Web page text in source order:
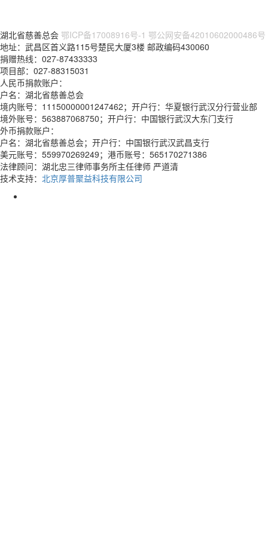
湖北省慈善总会 鄂ICP备17008916号-1 鄂公网安备42010602000486号
地址：武昌区首义路115号楚民大厦3楼 邮政编码430060
捐赠热线：027-87433333
项目部：027-88315031
人民币捐款账户：
户名：湖北省慈善总会
境内账号：11150000001247462；开户行：华夏银行武汉分行营业部
境外账号：563887068750；开户行：中国银行武汉大东门支行
外币捐款账户：
户名：湖北省慈善总会；开户行：中国银行武汉武昌支行
美元账号：559970269249；港币账号：565170271386
法律顾问：湖北忠三律师事务所主任律师 严道清
技术支持： 北京厚普聚益科技有限公司